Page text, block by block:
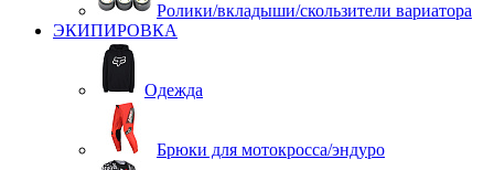
Ролики/вкладыши/скользители вариатора
ЭКИПИРОВКА
Одежда
Брюки для мотокросса/эндуро